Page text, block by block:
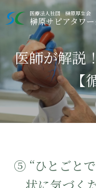
医療法人社団 榊原厚生会
榊原サピアタワ
TOP
クリニック紹介
外来診療
健康診断
医師が解説
【
⑤ “ひとごと